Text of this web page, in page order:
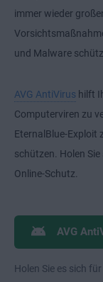
immer wieder
und Malware
AVG AntiVirus hilft
Computerviren zu
EternalBlue-Exploit
schützen. Holen
Online-Schutz.
AVG
Holen Sie es sich für